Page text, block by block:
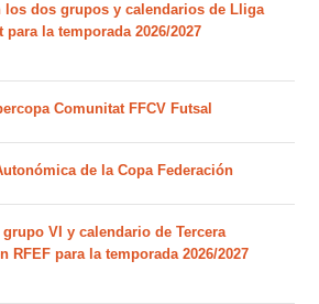
los dos grupos y calendarios de Lliga
para la temporada 2026/2027
Comunitat FFCV Futsal
de la Copa Federación
grupo VI y calendario de Tercera
RFEF para la temporada 2026/2027